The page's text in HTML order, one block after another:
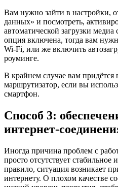
Вам нужно зайти в настройки,
данных» и посмотреть,
автоматической загрузки
опция включена, тогда вам
Wi-Fi, или же включить
роуминге.
В крайнем случае вам придётся
маршрутизатор, если вы
смартфон.
Способ 3:
интернет-
Иногда причина проблем с
просто отсутствует стабильное
правило, ситуация возникает
интернету. О плохом качестве